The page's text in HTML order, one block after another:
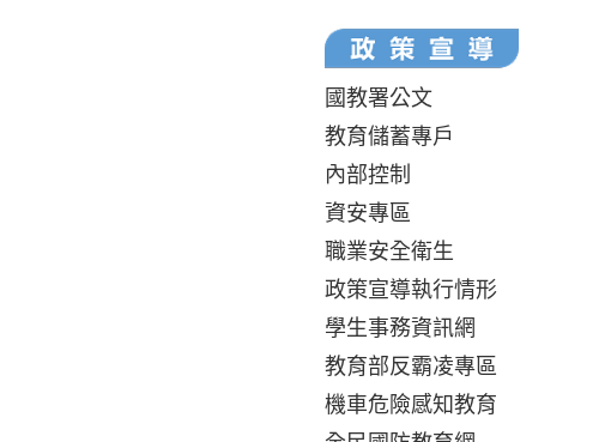
國教署公文
教育儲蓄專戶
內部控制
資安專區
職業安全衛生
政策宣導執行情形
學生事務資訊網
教育部反霸凌專區
機車危險感知教育